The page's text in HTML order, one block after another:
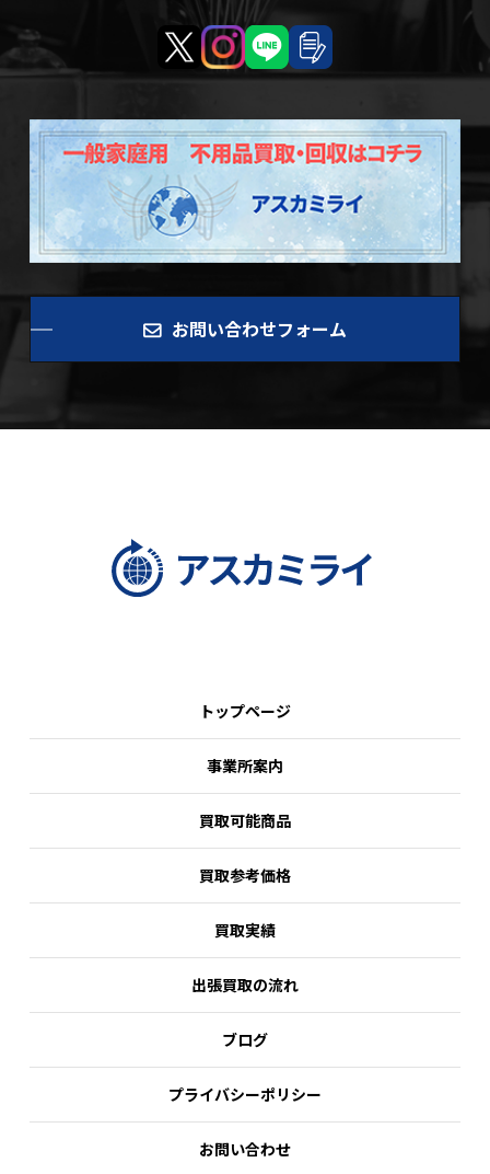
お問い合わせフォーム
トップページ
事業所案内
買取可能商品
買取参考価格
買取実績
出張買取の流れ
ブログ
プライバシーポリシー
お問い合わせ